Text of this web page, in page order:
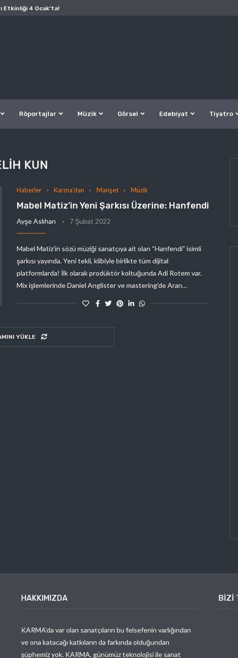
Etkinliği 4 Ocak’ta!
Röportajlar Müzik Görsel Edebiyat Tiyatro
KUN
Haberler Karma'dan Manşet Müzik
Mabel Matiz’in Yeni Şarkısı Üzerine: Hanfendi
Ayşe Aslıhan 7 Şubat 2022
Mabel Matiz’in sözü müziği sanatçıya ait olan “Hanfendi” isimli
şarkısı yayında. Yeni tekli, klibiyle birlikte tüm dijital
platformlarda! İlk olarak prodüktör koltuğunda Adi Rotem var.
Mix işlemlerinde Daniel Anglister ve mastering’de Aran…
YÜKLE
HAKKIMIZDA
KARMA’da var olan sanatçıların bu felsefenin varlığından
ve ona katacağı katkıların da farkında olduğundan
şüphemiz yok. KARMA, günümüz teknolojisi ile sanat
BIZI